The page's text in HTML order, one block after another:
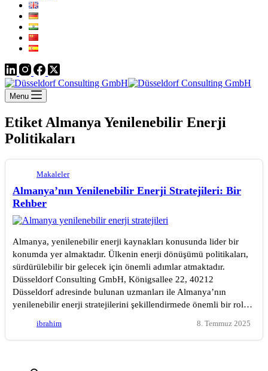
Menu
Etiket Almanya Yenilenebilir Enerji
Politikaları
Makaleler
Almanya’nın Yenilenebilir Enerji Stratejileri: Bir
Rehber
Almanya, yenilenebilir enerji kaynakları konusunda lider bir
konumda yer almaktadır. Ülkenin enerji dönüşümü politikaları,
sürdürülebilir bir gelecek için önemli adımlar atmaktadır.
Düsseldorf Consulting GmbH, Königsallee 22, 40212
Düsseldorf adresinde bulunan uzmanları ile Almanya’nın
yenilenebilir enerji stratejilerini şekillendirmede önemli bir rol…
ibrahim 8. Temmuz 2025